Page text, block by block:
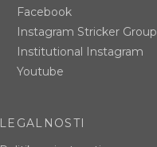
Facebook
Instagram Stricker Group
Institutional Instagram
Youtube
LEGALNOSTI